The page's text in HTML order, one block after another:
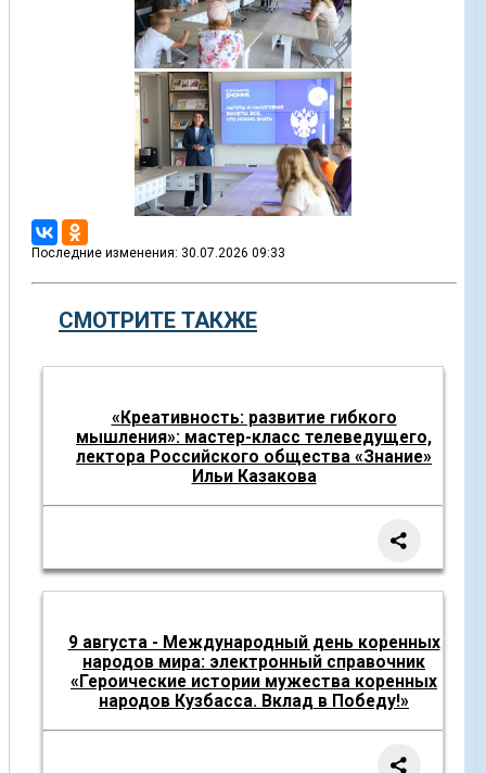
Последние изменения: 30.07.2026 09:33
СМОТРИТЕ ТАКЖЕ
«Креативность: развитие гибкого
мышления»: мастер-класс телеведущего,
лектора Российского общества «Знание»
Ильи Казакова
9 августа - Международный день коренных
народов мира: электронный справочник
«Героические истории мужества коренных
народов Кузбасса. Вклад в Победу!»